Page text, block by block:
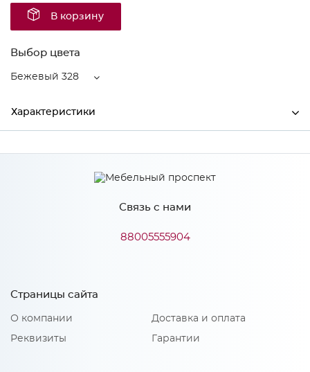
В корзину
Выбор цвета
Бежевый 328
Характеристики
Ширина 750
200
495
Торговый дом "Улгран"
Особенности
Связь с нами
88005555904
Страницы сайта
О компании
Реквизиты
Доставка и оплата
Гарантии